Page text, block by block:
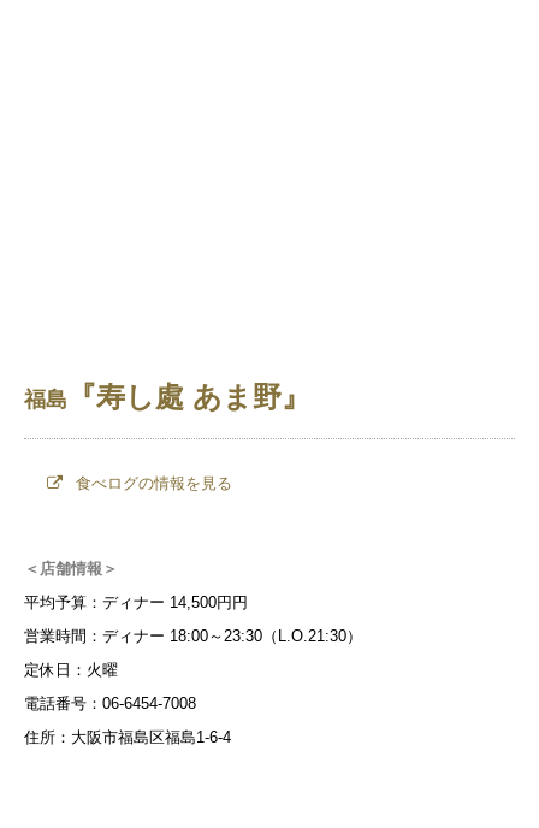
福島 『寿し處 あま野』
食べログの情報を見る
＜店舗情報＞
平均予算：ディナー 14,500円円
営業時間：ディナー 18:00～23:30（L.O.21:30）
定休日：火曜
電話番号：06-6454-7008
住所：大阪市福島区福島1-6-4